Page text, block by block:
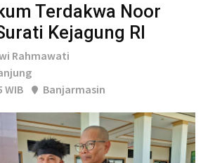
Terdakwa Noor
Kejagung RI
Rahmawati
WIB
Banjarmasin